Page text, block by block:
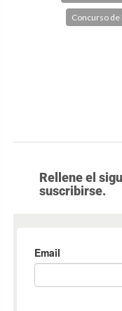
Concurso
Rellene el
suscribirse.